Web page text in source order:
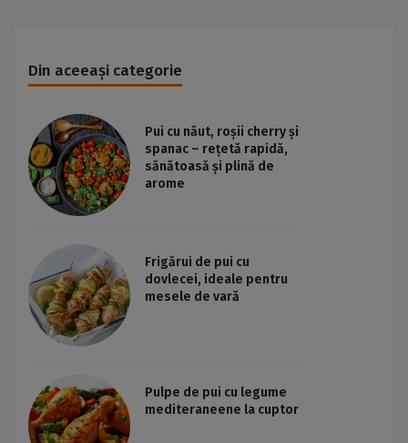
Din aceeași categorie
Pui cu năut, roșii cherry și
spanac – rețetă rapidă,
sănătoasă și plină de
arome
Frigărui de pui cu
dovlecei, ideale pentru
mesele de vară
Pulpe de pui cu legume
mediteraneene la cuptor